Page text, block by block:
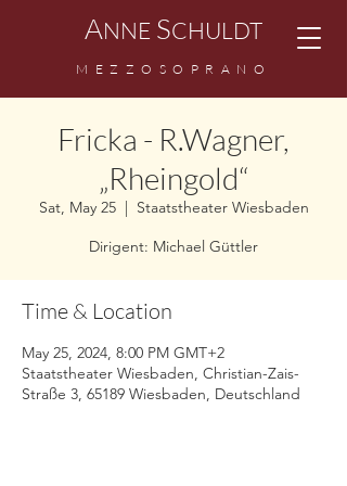
ANNE SCHULDT
MEZZOSOPRANO
Fricka - R.Wagner,
„Rheingold“
Sat, May 25
  |
Staatstheater Wiesbaden
Dirigent: Michael Güttler
Time & Location
May 25, 2024, 8:00 PM GMT+2
Staatstheater Wiesbaden, Christian-Zais-
Straße 3, 65189 Wiesbaden, Deutschland